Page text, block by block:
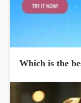
Which is the